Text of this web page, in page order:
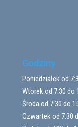
Godziny
Poniedziałek od
Wtorek od 7:30 do
Środa od 7:30 do
Czwartek od 7:30